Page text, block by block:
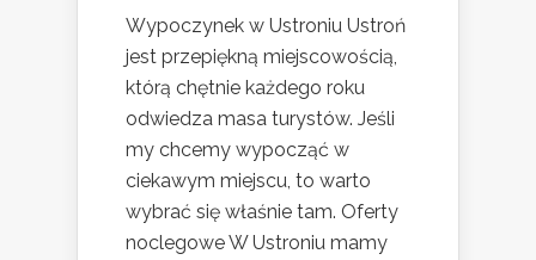
Wypoczynek w Ustroniu Ustroń
jest przepiękną miejscowością,
którą chętnie każdego roku
odwiedza masa turystów. Jeśli
my chcemy wypocząć w
ciekawym miejscu, to warto
wybrać się właśnie tam. Oferty
noclegowe W Ustroniu mamy